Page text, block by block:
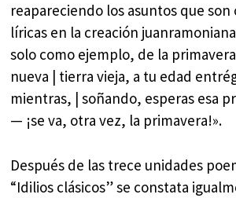
reapareciendo los asuntos que
líricas en la creación
solo como ejemplo, de la
nueva | tierra vieja, a tu edad
mientras, | soñando, esperas esa
— ¡se va, otra vez, la primavera!».
Después de las trece unidades
“Idilios clásicos” se constata